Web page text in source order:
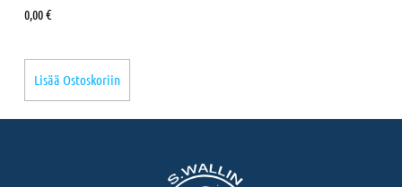
0,00€
Lisää Ostoskoriin